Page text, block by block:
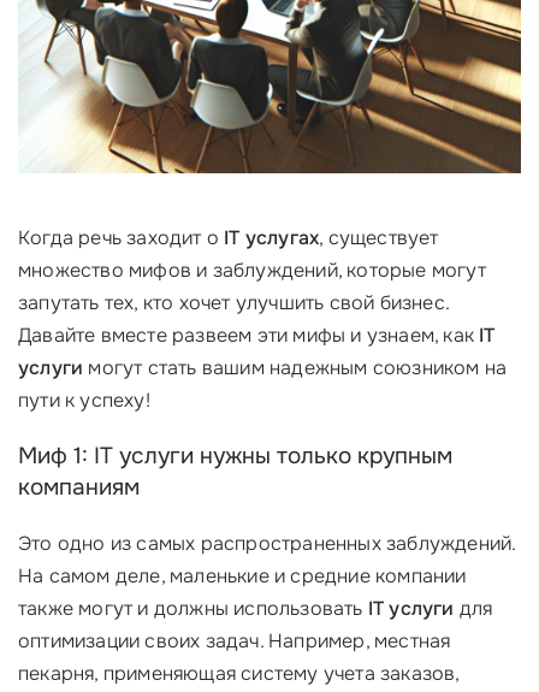
Когда речь заходит о IT услугах, существует
множество мифов и заблуждений, которые могут
запутать тех, кто хочет улучшить свой бизнес.
Давайте вместе развеем эти мифы и узнаем, как IT
услуги могут стать вашим надежным союзником на
пути к успеху!
Миф 1: IT услуги нужны только крупным
компаниям
Это одно из самых распространенных заблуждений.
На самом деле, маленькие и средние компании
также могут и должны использовать IT услуги для
оптимизации своих задач. Например, местная
пекарня, применяющая систему учета заказов,